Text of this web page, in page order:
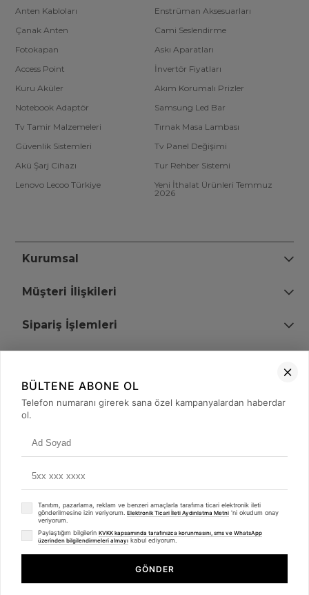
Anten Kabloları
Enstrüman Aksesuarları
Çanak Anten
Cami Seslendirme
Fotokapan
Askı Aparatları
Access Point
İnvertör Fiyatları
Kuru Aküler
Akım Korumalı Prizler
Notebook Adaptör
Samsung Led Bar
Tv Tamir Malzemeleri
Tırnak Masa Lambası
Güvenlik Sistemleri
Tv Panel Değişimi
Akü Şarj Cihazı
Tur Rehber Sistemi
Lenovo Lecoo Türkiye
Yeni İthalat Ürünleri Temmuz
2026
Kurumsal
Müşteri İlişkileri
Sipariş İşlemleri
+90 (850) 473 08 08
© 2008 - 2026merterelektronik.com
- Tüm Hakları Saklıdır. Kredi kartı bilgileriniz 256bit SSL sertifikası ile
Whatsapp
BÜLTENE ABONE OL
Telefon numaranı girerek sana özel kampanyalardan haberdar
ol.
Tanıtım, pazarlama, reklam ve benzeri amaçlarla tarafıma ticari elektronik ileti
gönderilmesine izin veriyorum. Elektronik Ticari İleti Aydınlatma Metni 'ni okudum onay
veriyorum.
Paylaştığım bilgilerin KVKK kapsamında tarafınızca korunmasını, sms ve WhatsApp
üzerinden bilgilendirmeleri almayı kabul ediyorum.
GÖNDER